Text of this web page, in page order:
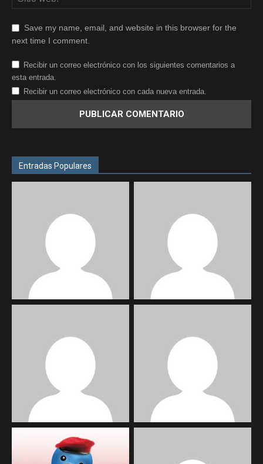
Save my name, email, and website in this browser for the
next time I comment.
Recibir un correo electrónico con los siguientes comentarios a
esta entrada.
Recibir un correo electrónico con cada nueva entrada.
Entradas Populares